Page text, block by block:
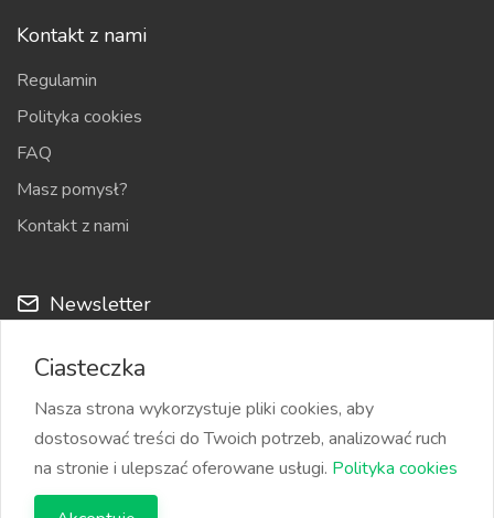
Kontakt z nami
Regulamin
Polityka cookies
FAQ
Masz pomysł?
Kontakt z nami
Newsletter
z serwisu i najciekawsze ogłoszenia
Ciasteczka
Nasza strona wykorzystuje pliki cookies, aby
dostosować treści do Twoich potrzeb, analizować ruch
na stronie i ulepszać oferowane usługi. Polityka cookies